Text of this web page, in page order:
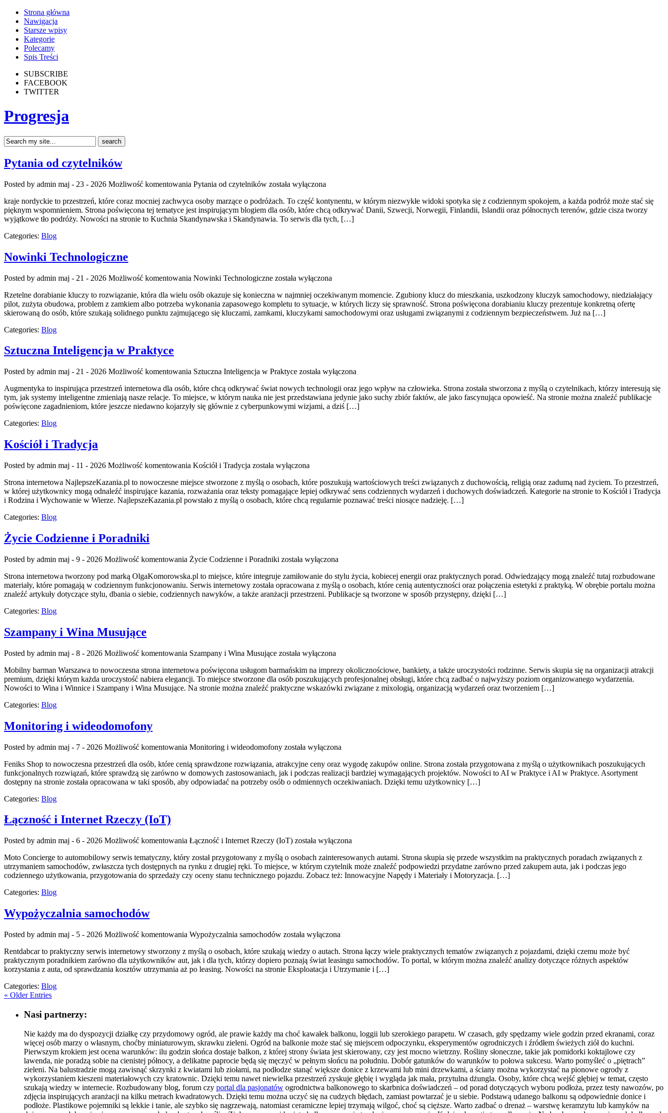
Strona główna
Nawigacja
Starsze wpisy
Kategorie
Polecamy
Spis Treści
SUBSCRIBE
FACEBOOK
TWITTER
Progresja
Pytania od czytelników
Posted by admin maj - 23 - 2026 Możliwość komentowania Pytania od czytelników została wyłączona
kraje nordyckie to przestrzeń, które coraz mocniej zachwyca osoby marzące o podróżach. To część kontynentu, w którym niezwykłe widoki spotyka się z codziennym spokojem, a każda podróż może stać się
pięknym wspomnieniem. Strona poświęcona tej tematyce jest inspirującym blogiem dla osób, które chcą odkrywać Danii, Szwecji, Norwegii, Finlandii, Islandii oraz północnych terenów, gdzie cisza tworzy
wyjątkowe tło podróży. Nowości na stronie to Kuchnia Skandynawska i Skandynawia. To serwis dla tych, […]
Categories: Blog
Nowinki Technologiczne
Posted by admin maj - 21 - 2026 Możliwość komentowania Nowinki Technologiczne została wyłączona
Rzetelne dorabianie kluczy to rozwiązanie, która dla wielu osób okazuje się konieczna w najmniej oczekiwanym momencie. Zgubiony klucz do mieszkania, uszkodzony kluczyk samochodowy, niedziałający
pilot, zużyta obudowa, problem z zamkiem albo potrzeba wykonania zapasowego kompletu to sytuacje, w których liczy się sprawność. Strona poświęcona dorabianiu kluczy prezentuje konkretną ofertę
skierowaną do osób, które szukają solidnego punktu zajmującego się kluczami, zamkami, kluczykami samochodowymi oraz usługami związanymi z codziennym bezpieczeństwem. Już na […]
Categories: Blog
Sztuczna Inteligencja w Praktyce
Posted by admin maj - 21 - 2026 Możliwość komentowania Sztuczna Inteligencja w Praktyce została wyłączona
Augmentyka to inspirująca przestrzeń internetowa dla osób, które chcą odkrywać świat nowych technologii oraz jego wpływ na człowieka. Strona została stworzona z myślą o czytelnikach, którzy interesują się
tym, jak systemy inteligentne zmieniają nasze relacje. To miejsce, w którym nauka nie jest przedstawiana jedynie jako suchy zbiór faktów, ale jako fascynująca opowieść. Na stronie można znaleźć publikacje
poświęcone zagadnieniom, które jeszcze niedawno kojarzyły się głównie z cyberpunkowymi wizjami, a dziś […]
Categories: Blog
Kościół i Tradycja
Posted by admin maj - 11 - 2026 Możliwość komentowania Kościół i Tradycja została wyłączona
Strona internetowa NajlepszeKazania.pl to nowoczesne miejsce stworzone z myślą o osobach, które poszukują wartościowych treści związanych z duchowością, religią oraz zadumą nad życiem. To przestrzeń,
w której użytkownicy mogą odnaleźć inspirujące kazania, rozważania oraz teksty pomagające lepiej odkrywać sens codziennych wydarzeń i duchowych doświadczeń. Kategorie na stronie to Kościół i Tradycja
i Rodzina i Wychowanie w Wierze. NajlepszeKazania.pl powstało z myślą o osobach, które chcą regularnie poznawać treści niosące nadzieję. […]
Categories: Blog
Życie Codzienne i Poradniki
Posted by admin maj - 9 - 2026 Możliwość komentowania Życie Codzienne i Poradniki została wyłączona
Strona internetowa tworzony pod marką OlgaKomorowska.pl to miejsce, które integruje zamiłowanie do stylu życia, kobiecej energii oraz praktycznych porad. Odwiedzający mogą znaleźć tutaj rozbudowane
materiały, które pomagają w codziennym funkcjonowaniu. Serwis internetowy została opracowana z myślą o osobach, które cenią autentyczności oraz połączenia estetyki z praktyką. W obrębie portalu można
znaleźć artykuły dotyczące stylu, dbania o siebie, codziennych nawyków, a także aranżacji przestrzeni. Publikacje są tworzone w sposób przystępny, dzięki […]
Categories: Blog
Szampany i Wina Musujące
Posted by admin maj - 8 - 2026 Możliwość komentowania Szampany i Wina Musujące została wyłączona
Mobilny barman Warszawa to nowoczesna strona internetowa poświęcona usługom barmańskim na imprezy okolicznościowe, bankiety, a także uroczystości rodzinne. Serwis skupia się na organizacji atrakcji
premium, dzięki którym każda uroczystość nabiera elegancji. To miejsce stworzone dla osób poszukujących profesjonalnej obsługi, które chcą zadbać o najwyższy poziom organizowanego wydarzenia.
Nowości to Wina i Winnice i Szampany i Wina Musujące. Na stronie można znaleźć praktyczne wskazówki związane z mixologią, organizacją wydarzeń oraz tworzeniem […]
Categories: Blog
Monitoring i wideodomofony
Posted by admin maj - 7 - 2026 Możliwość komentowania Monitoring i wideodomofony została wyłączona
Feniks Shop to nowoczesna przestrzeń dla osób, które cenią sprawdzone rozwiązania, atrakcyjne ceny oraz wygodę zakupów online. Strona została przygotowana z myślą o użytkownikach poszukujących
funkcjonalnych rozwiązań, które sprawdzą się zarówno w domowych zastosowaniach, jak i podczas realizacji bardziej wymagających projektów. Nowości to AI w Praktyce i AI w Praktyce. Asortyment
dostępny na stronie została opracowana w taki sposób, aby odpowiadać na potrzeby osób o odmiennych oczekiwaniach. Dzięki temu użytkownicy […]
Categories: Blog
Łączność i Internet Rzeczy (IoT)
Posted by admin maj - 6 - 2026 Możliwość komentowania Łączność i Internet Rzeczy (IoT) została wyłączona
Moto Concierge to automobilowy serwis tematyczny, który został przygotowany z myślą o osobach zainteresowanych autami. Strona skupia się przede wszystkim na praktycznych poradach związanych z
utrzymaniem samochodów, zwłaszcza tych dostępnych na rynku z drugiej ręki. To miejsce, w którym czytelnik może znaleźć podpowiedzi przydatne zarówno przed zakupem auta, jak i podczas jego
codziennego użytkowania, przygotowania do sprzedaży czy oceny stanu technicznego pojazdu. Zobacz też: Innowacyjne Napędy i Materiały i Motoryzacja. […]
Categories: Blog
Wypożyczalnia samochodów
Posted by admin maj - 5 - 2026 Możliwość komentowania Wypożyczalnia samochodów została wyłączona
Rentdabcar to praktyczny serwis internetowy stworzony z myślą o osobach, które szukają wiedzy o autach. Strona łączy wiele praktycznych tematów związanych z pojazdami, dzięki czemu może być
praktycznym poradnikiem zarówno dla użytkowników aut, jak i dla tych, którzy dopiero poznają świat leasingu samochodów. To portal, w którym można znaleźć analizy dotyczące różnych aspektów
korzystania z auta, od sprawdzania kosztów utrzymania aż po leasing. Nowości na stronie Eksploatacja i Utrzymanie i […]
Categories: Blog
« Older Entries
Nasi partnerzy:
Nie każdy ma do dyspozycji działkę czy przydomowy ogród, ale prawie każdy ma choć kawałek balkonu, loggii lub szerokiego parapetu. W czasach, gdy spędzamy wiele godzin przed ekranami, coraz
więcej osób marzy o własnym, choćby miniaturowym, skrawku zieleni. Ogród na balkonie może stać się miejscem odpoczynku, eksperymentów ogrodniczych i źródłem świeżych ziół do kuchni.
Pierwszym krokiem jest ocena warunków: ilu godzin słońca dostaje balkon, z której strony świata jest skierowany, czy jest mocno wietrzny. Rośliny słoneczne, takie jak pomidorki koktajlowe czy
lawenda, nie poradzą sobie na cienistej północy, a delikatne paprocie będą się męczyć w pełnym słońcu na południu. Dobór gatunków do warunków to połowa sukcesu. Warto pomyśleć o „piętrach”
zieleni. Na balustradzie mogą zawisnąć skrzynki z kwiatami lub ziołami, na podłodze stanąć większe donice z krzewami lub mini drzewkami, a ściany można wykorzystać na pionowe ogrody z
wykorzystaniem kieszeni materiałowych czy kratownic. Dzięki temu nawet niewielka przestrzeń zyskuje głębię i wygląda jak mała, przytulna dżungla. Osoby, które chcą wejść głębiej w temat, często
szukają wiedzy w internecie. Rozbudowany blog, forum czy portal dla pasjonatów ogrodnictwa balkonowego to skarbnica doświadczeń – od porad dotyczących wyboru podłoża, przez testy nawozów, po
zdjęcia inspirujących aranżacji na kilku metrach kwadratowych. Dzięki temu można uczyć się na cudzych błędach, zamiast powtarzać je u siebie. Podstawą udanego balkonu są odpowiednie donice i
podłoże. Plastikowe pojemniki są lekkie i tanie, ale szybko się nagrzewają, natomiast ceramiczne lepiej trzymają wilgoć, choć są cięższe. Warto zadbać o drenaż – warstwę keramzytu lub kamyków na